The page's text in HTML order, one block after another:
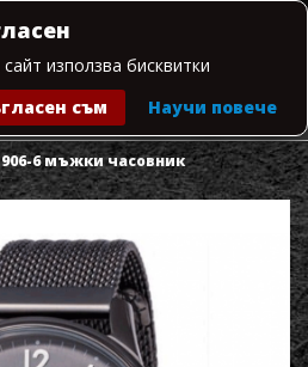
използва бисквитки
съм
Научи повече
Моята количка
6 мъжки часовник